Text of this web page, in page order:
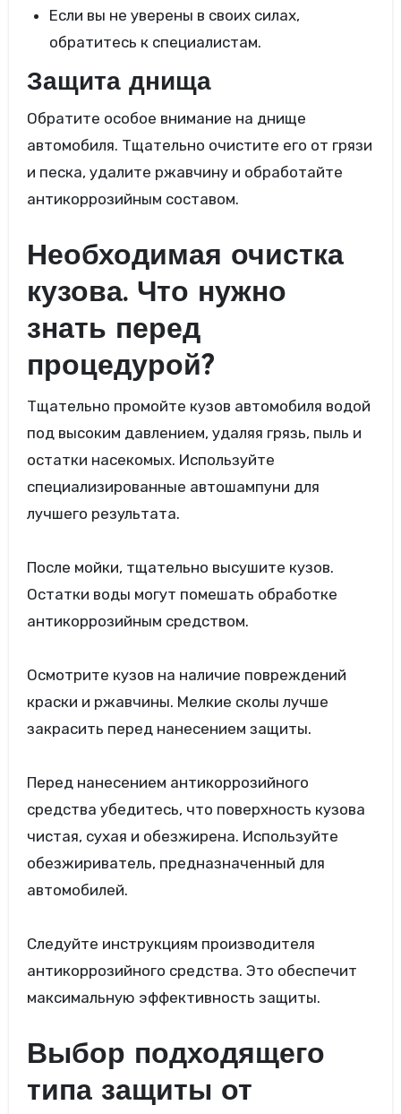
Если вы не уверены в своих силах,
обратитесь к специалистам.
Защита днища
Обратите особое внимание на днище
автомобиля. Тщательно очистите его от грязи
и песка, удалите ржавчину и обработайте
антикоррозийным составом.
Необходимая очистка
кузова. Что нужно
знать перед
процедурой?
Тщательно промойте кузов автомобиля водой
под высоким давлением, удаляя грязь, пыль и
остатки насекомых. Используйте
специализированные автошампуни для
лучшего результата.
После мойки, тщательно высушите кузов.
Остатки воды могут помешать обработке
антикоррозийным средством.
Осмотрите кузов на наличие повреждений
краски и ржавчины. Мелкие сколы лучше
закрасить перед нанесением защиты.
Перед нанесением антикоррозийного
средства убедитесь, что поверхность кузова
чистая, сухая и обезжирена. Используйте
обезжириватель, предназначенный для
автомобилей.
Следуйте инструкциям производителя
антикоррозийного средства. Это обеспечит
максимальную эффективность защиты.
Выбор подходящего
типа защиты от